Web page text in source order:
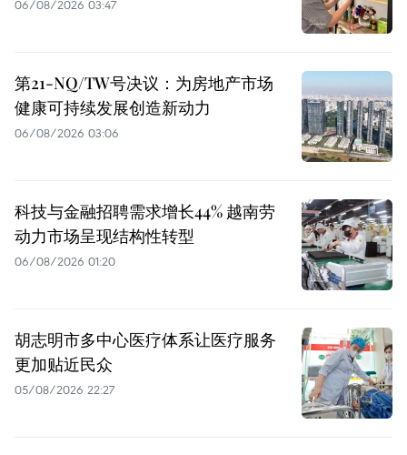
06/08/2026 03:47
第21-NQ/TW号决议：为房地产市场
健康可持续发展创造新动力
06/08/2026 03:06
科技与金融招聘需求增长44% 越南劳
动力市场呈现结构性转型
06/08/2026 01:20
胡志明市多中心医疗体系让医疗服务
更加贴近民众
05/08/2026 22:27